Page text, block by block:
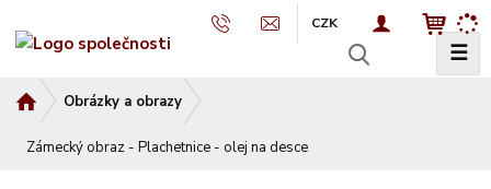
CZK
☰
v
o
Obrázky a obrazy
Zámecký obraz - Plachetnice - olej na desce